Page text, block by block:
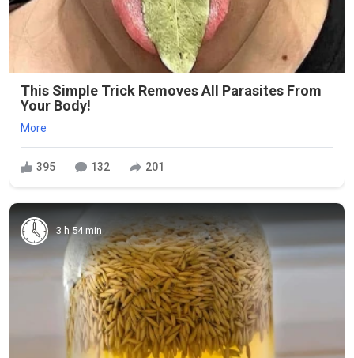
This Simple Trick Removes All Parasites From
Your Body!
More
395 132 201
3 h 54 min